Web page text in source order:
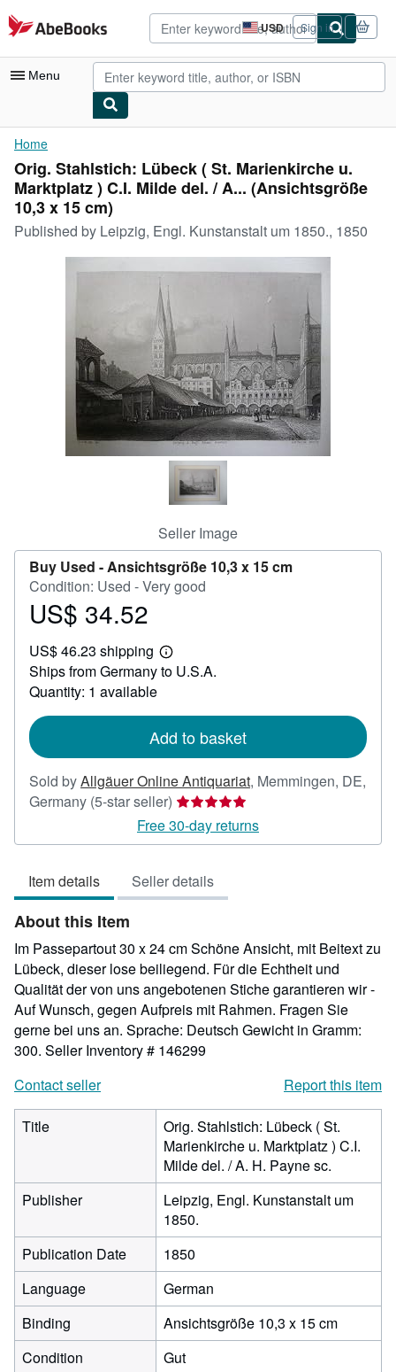
Skip to main content
AbeBooks.com USD
Site
shopping
preferences
Sign in
Menu
My Account
My Purchases
Advanced Search
Browse Collections
Start Selling
CLOSE
Home
Orig. Stahlstich: Lübeck ( St. Marienkirche u.
Marktplatz ) C.I. Milde del. / A... (Ansichtsgröße
10,3 x 15 cm)
Published by Leipzig, Engl. Kunstanstalt um 1850., 1850
Seller Image
Buy Used -Ansichtsgröße 10,3 x 15 cm
Condition: Used - Very good
Price
34.52
US$ 34.52
US$ 46.23 shipping
Learn
more
Ships from Germany to U.S.A.
Quantity: 1 available
Add to basket
Sold byAllgäuer Online Antiquariat, Memmingen, DE,
Germany (5-star seller) Seller
rating
5
of
5
Free 30-day returns
Item details Seller details
About this Item
Im Passepartout 30 x 24 cm Schöne Ansicht, mit Beitext zu
Lübeck, dieser lose beiliegend. Für die Echtheit und
Qualität der von uns angebotenen Stiche garantieren wir -
Auf Wunsch, gegen Aufpreis mit Rahmen. Fragen Sie
gerne bei uns an. Sprache: Deutsch Gewicht in Gramm:
300. Seller Inventory # 146299
Contact seller
Report this item
Title
Orig. Stahlstich: Lübeck ( St.
Marienkirche u. Marktplatz ) C.I.
Milde del. / A. H. Payne sc.
Publisher
Leipzig, Engl. Kunstanstalt um
1850.
Publication Date
1850
Language
German
Binding
Ansichtsgröße 10,3 x 15 cm
Condition
Gut